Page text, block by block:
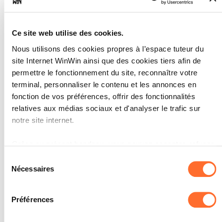
Ce site web utilise des cookies.
Nous utilisons des cookies propres à l’espace tuteur du
site Internet WinWin ainsi que des cookies tiers afin de
permettre le fonctionnement du site, reconnaître votre
terminal, personnaliser le contenu et les annonces en
fonction de vos préférences, offrir des fonctionnalités
relatives aux médias sociaux et d'analyser le trafic sur
notre site internet.
l’exception des cookies strictement nécessaires au
fonctionnement du site. Une description des différents
cookies est accessible sous l’onglet « Détails » ci-dessus.
Nécessaires
Préférences
nécessaire (assiette, plateau,
légumier…) au chaud
prépare le matériel nécessaire au
allume les plaques chauffantes
SOCLES
La mise en place est faite correctement.